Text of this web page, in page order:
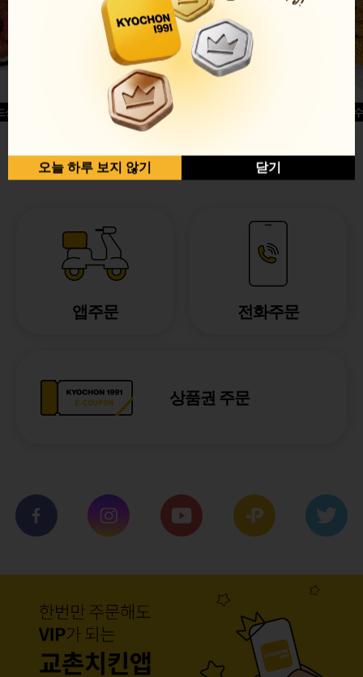
글윙
반반순살[레드+허니]
허니옥
앱주문 전화주문
상품권 주문
오늘 하루 보지 않기 닫기